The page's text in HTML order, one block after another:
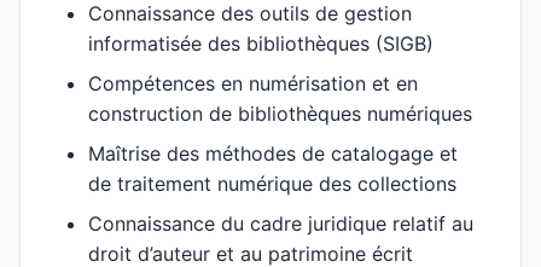
Connaissance des outils de gestion
informatisée des bibliothèques (SIGB)
Compétences en numérisation et en
construction de bibliothèques numériques
Maîtrise des méthodes de catalogage et
de traitement numérique des collections
Connaissance du cadre juridique relatif au
droit d’auteur et au patrimoine écrit